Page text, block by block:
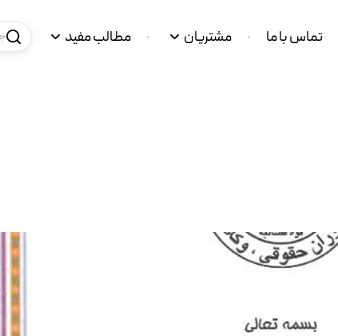
تماس با ما مشتریان مطالب مفید